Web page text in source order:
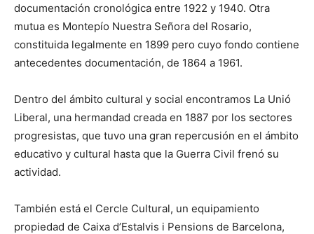
documentación cronológica entre 1922 y 1940. Otra
mutua es Montepío Nuestra Señora del Rosario,
constituida legalmente en 1899 pero cuyo fondo contiene
antecedentes documentación, de 1864 a 1961.
Dentro del ámbito cultural y social encontramos La Unió
Liberal, una hermandad creada en 1887 por los sectores
progresistas, que tuvo una gran repercusión en el ámbito
educativo y cultural hasta que la Guerra Civil frenó su
actividad.
También está el Cercle Cultural, un equipamiento
propiedad de Caixa d’Estalvis i Pensions de Barcelona, ​​